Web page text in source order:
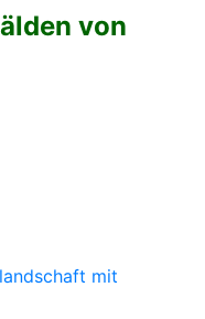
von
mit